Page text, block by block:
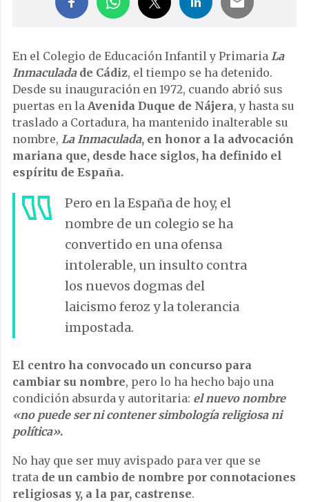
En el Colegio de Educación Infantil y Primaria La
Inmaculadade Cádiz, el tiempo se ha detenido.
Desde su inauguración en 1972, cuando abrió sus
puertas en la Avenida Duque de Nájera, y hasta su
traslado a Cortadura, ha mantenido inalterable su
nombre, La Inmaculada, en honor a la advocación
mariana que, desde hace siglos, ha definido el
espíritu de España.
Pero en la España de hoy, el
nombre de un colegio se ha
convertido en una ofensa
intolerable, un insulto contra
los nuevos dogmas del
laicismo feroz y la tolerancia
impostada.
El centro ha convocado un concurso para
cambiar su nombre, pero lo ha hecho bajo una
condición absurda y autoritaria: el nuevo nombre
«no puede ser ni contener simbología religiosa ni
política».
No hay que ser muy avispado para ver que se
trata de un cambio de nombre por connotaciones
religiosas y, a la par, castrense.